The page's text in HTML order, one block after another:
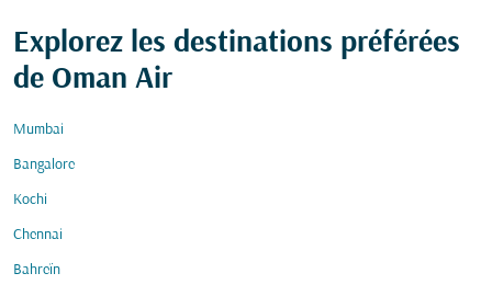
Explorez les destinations préférées
de Oman Air
Mumbai
Bangalore
Kochi
Chennai
Bahreïn